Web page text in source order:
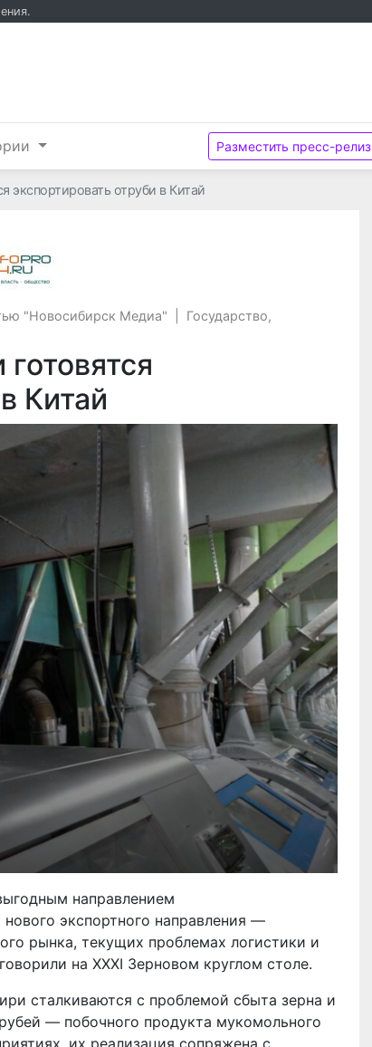
Разместить пресс-релиз
экспортировать отруби в Китай
"Новосибирск Медиа"
Государство,
Китай
направлением
экспортного направления —
рынка, текущих проблемах логистики и
на XXXI Зерновом круглом столе.
сталкиваются с проблемой сбыта зерна и
— побочного продукта мукомольного